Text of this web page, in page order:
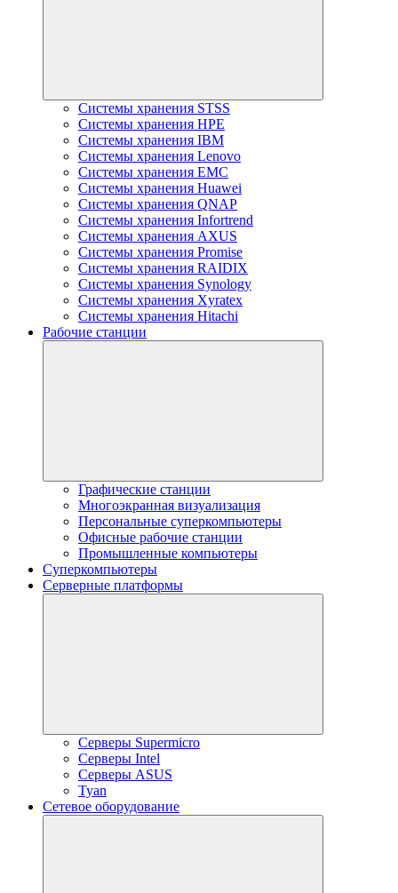
Системы хранения STSS
Системы хранения HPE
Системы хранения IBM
Системы хранения Lenovo
Системы хранения EMC
Системы хранения Huawei
Системы хранения QNAP
Системы хранения Infortrend
Системы хранения AXUS
Системы хранения Promise
Системы хранения RAIDIX
Системы хранения Synology
Системы хранения Xyratex
Системы хранения Hitachi
Рабочие станции
Графические станции
Многоэкранная визуализация
Персональные суперкомпьютеры
Офисные рабочие станции
Промышленные компьютеры
Суперкомпьютеры
Серверные платформы
Серверы Supermicro
Серверы Intel
Серверы ASUS
Tyan
Сетевое оборудование